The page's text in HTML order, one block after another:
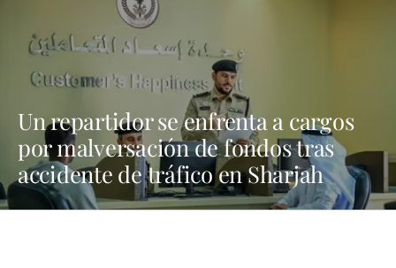
Un repartidor se enfrenta a cargos
por malversación de fondos tras
accidente de tráfico en Sharjah